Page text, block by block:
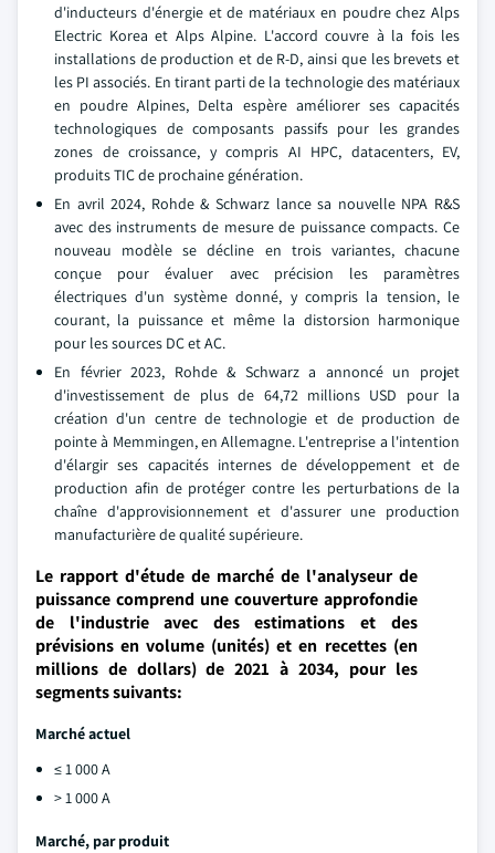
d'inducteurs d'énergie et de matériaux en poudre chez Alps
Electric Korea et Alps Alpine. L'accord couvre à la fois les
installations de production et de R-D, ainsi que les brevets et
les PI associés. En tirant parti de la technologie des matériaux
en poudre Alpines, Delta espère améliorer ses capacités
technologiques de composants passifs pour les grandes
zones de croissance, y compris AI HPC, datacenters, EV,
produits TIC de prochaine génération.
En avril 2024, Rohde & Schwarz lance sa nouvelle NPA R&S
avec des instruments de mesure de puissance compacts. Ce
nouveau modèle se décline en trois variantes, chacune
conçue pour évaluer avec précision les paramètres
électriques d'un système donné, y compris la tension, le
courant, la puissance et même la distorsion harmonique
pour les sources DC et AC.
En février 2023, Rohde & Schwarz a annoncé un projet
d'investissement de plus de 64,72 millions USD pour la
création d'un centre de technologie et de production de
pointe à Memmingen, en Allemagne. L'entreprise a l'intention
d'élargir ses capacités internes de développement et de
production afin de protéger contre les perturbations de la
chaîne d'approvisionnement et d'assurer une production
manufacturière de qualité supérieure.
Le rapport d'étude de marché de l'analyseur de
puissance comprend une couverture approfondie
de l'industrie avec des estimations et des
prévisions en volume (unités) et en recettes (en
millions de dollars) de 2021 à 2034, pour les
segments suivants:
Marché actuel
≤ 1 000 A
> 1 000 A
Marché, par produit